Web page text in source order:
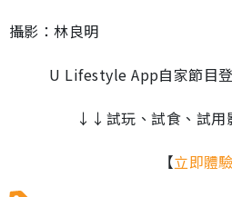
攝影：林良明
U Lifestyle App自家節目
↓↓試玩、試食、試
【立即體驗